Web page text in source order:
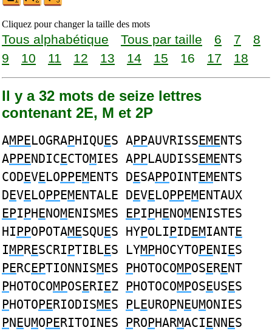
Cliquez pour changer la taille des mots
Tous alphabétique Tous par taille 6 7
8
9
10 11 12 13 14 15 16 17 18
Il y a 32 mots de seize lettres
contenant 2E, M et 2P
AMPELOGRAPHIQUES APPAUVRISSEMENTS
APPENDICECTOMIES APPLAUDISSEMENTS
CODEVELOPPEMENTS DESAPPOINTEMENTS
DEVELOPPEMENTALE DEVELOPPEMENTAUX
EPIPHENOMENISMES EPIPHENOMENISTES
HIPPOPOTAMESQUES HYPOLIPIDEMIANTE
IMPRESCRIPTIBLES LYMPHOCYTOPENIES
PERCEPTIONNISMES PHOTOCOMPOSERENT
PHOTOCOMPOSERIEZ PHOTOCOMPOSEUSES
PHOTOPERIODISMES PLEUROPNEUMONIES
PNEUMOPERITOINES PROPHARMACIENNES